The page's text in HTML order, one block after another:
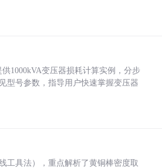
1000kVA变压器损耗计算实例，分步
型号参数，指导用户快速掌握变压器
工具法），重点解析了黄铜棒密度取